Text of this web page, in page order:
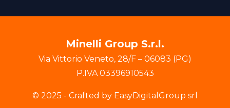
Minelli Group S.r.l.
Via Vittorio Veneto, 28/F – 06083 (PG)
P.IVA 03396910543
© 2025 - Crafted by EasyDigitalGroup srl